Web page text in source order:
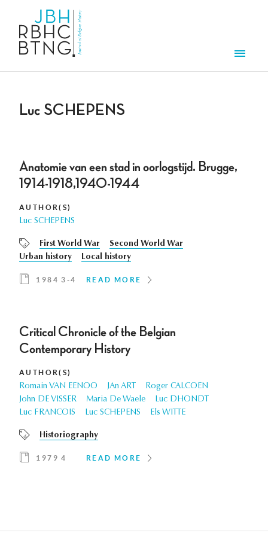
Luc SCHEPENS
Anatomie van een stad in oorlogstijd. Brugge,
1914-1918,1940-1944
AUTHOR(S)
Luc SCHEPENS
First World War
Second World War
Urban history
Local history
1984 3-4 READ MORE
Critical Chronicle of the Belgian
Contemporary History
AUTHOR(S)
Romain VAN EENOO JAn ART
Roger CALCOEN
John DE VISSER
Maria De Waele
Luc DHONDT
Luc FRANCOIS
Luc SCHEPENS Els WITTE
Historiography
1979 4 READ MORE